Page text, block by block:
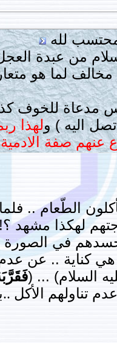
لله
من عبدة
لما هو
مدعاة للخوف
تصل اليه ) ولهذا
صفة
الطّعام ..
لهكذا
في الصورة
هي كناية .. عن
السلام) ... (
تناولهم الأكل